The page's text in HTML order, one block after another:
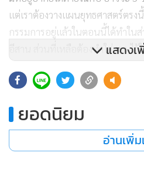
แต่เราต้องวางแผนยุทธศาสตร์ตร
กรรมการอยู่แล้วในตอนนี้ได้ทำใน
อีสาน ส่วนที่เหลือต้องทำใส่แผนไว้
พล.อ.ประยุทธ์กล่าวอีกว่า นอกจา
มานานแล้ว ตอนนี้กำลังดูเรื่องกฎห
ขึ้นโดยเร็ว
แสดงเ
ยอดนิยม
อ่านเพิ่